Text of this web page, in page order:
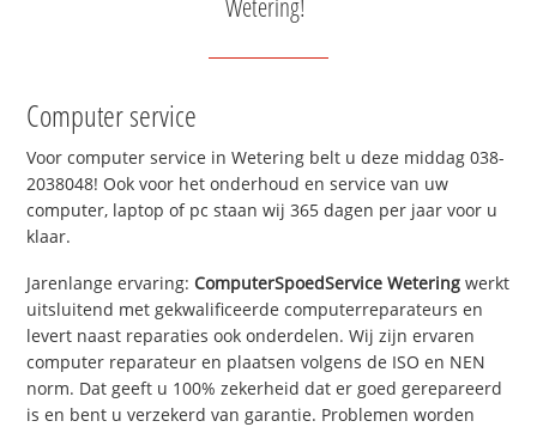
Wetering!
Computer service
Voor computer service in Wetering belt u deze middag 038-
2038048! Ook voor het onderhoud en service van uw
computer, laptop of pc staan wij 365 dagen per jaar voor u
klaar.
Jarenlange ervaring:ComputerSpoedService Wetering werkt
uitsluitend met gekwalificeerde computerreparateurs en
levert naast reparaties ook onderdelen. Wij zijn ervaren
computer reparateur en plaatsen volgens de ISO en NEN
norm. Dat geeft u 100% zekerheid dat er goed gerepareerd
is en bent u verzekerd van garantie. Problemen worden